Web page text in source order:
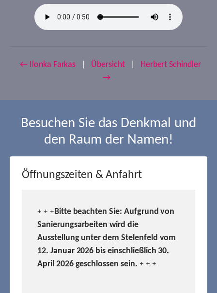
← Ilonka Farkas Übersicht
Herbert Schindler
→
Besuchen Sie das Denkmal und
den Raum der Namen!
Öffnungszeiten & Anfahrt
+ + +Bitte beachten Sie: Aufgrund von
Sanierungsarbeiten wird die
Ausstellung unter dem Stelenfeld vom
12. Januar 2026 bis einschließlich 30.
April 2026 geschlossen sein. + + +